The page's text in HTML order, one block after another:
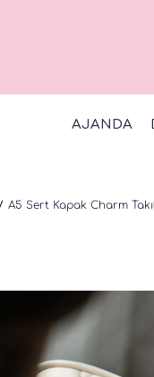
AJANDA
A5 Sert Kapak Charm